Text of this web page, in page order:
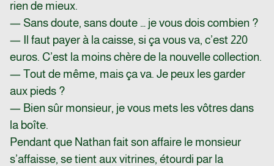
rien de mieux.
— Sans doute, sans doute … je vous dois combien ?
— Il faut payer à la caisse, si ça vous va, c’est 220
euros. C’est la moins chère de la nouvelle collection.
— Tout de même, mais ça va. Je peux les garder
aux pieds ?
— Bien sûr monsieur, je vous mets les vôtres dans
la boîte.
Pendant que Nathan fait son affaire le monsieur
s’affaisse, se tient aux vitrines, étourdi par la